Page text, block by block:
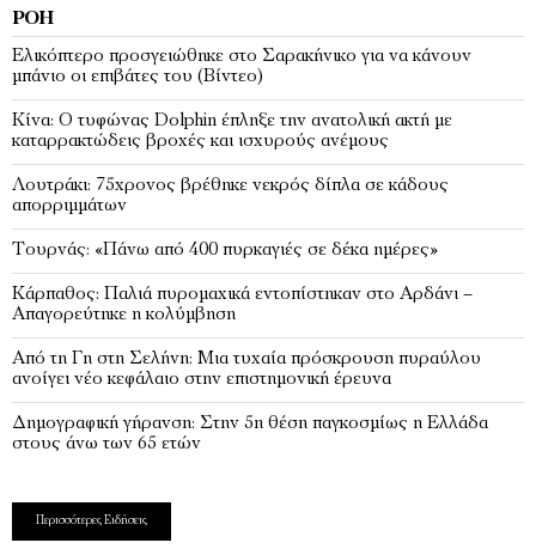
ΡΟΉ
Ελικόπτερο προσγειώθηκε στο Σαρακήνικο για να κάνουν
μπάνιο οι επιβάτες του (Bίντεο)
Κίνα: Ο τυφώνας Dolphin έπληξε την ανατολική ακτή με
καταρρακτώδεις βροχές και ισχυρούς ανέμους
Λουτράκι: 75χρονος βρέθηκε νεκρός δίπλα σε κάδους
απορριμμάτων
Τουρνάς: «Πάνω από 400 πυρκαγιές σε δέκα ημέρες»
Κάρπαθος: Παλιά πυρομαχικά εντοπίστηκαν στο Αρδάνι –
Απαγορεύτηκε η κολύμβηση
Από τη Γη στη Σελήνη: Μια τυχαία πρόσκρουση πυραύλου
ανοίγει νέο κεφάλαιο στην επιστημονική έρευνα
Δημογραφική γήρανση: Στην 5η θέση παγκοσμίως η Ελλάδα
στους άνω των 65 ετών
Περισσότερες Ειδήσεις